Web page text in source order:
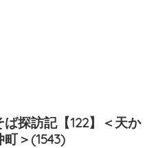
ば探訪記【122】＜天か
＞(1543)